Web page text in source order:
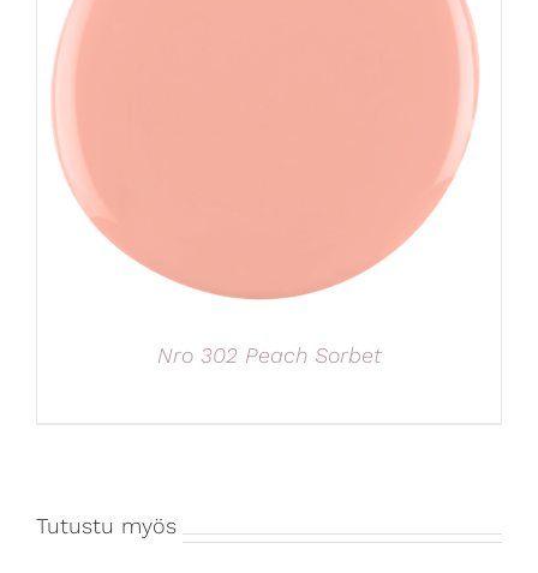
Nro 302 Peach Sorbet
Tutustu myös